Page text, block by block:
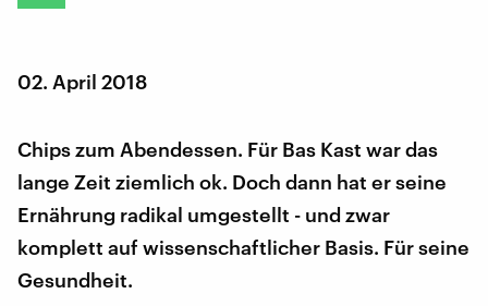
02. April 2018
Chips zum Abendessen. Für Bas Kast war das
lange Zeit ziemlich ok. Doch dann hat er seine
Ernährung radikal umgestellt - und zwar
komplett auf wissenschaftlicher Basis. Für seine
Gesundheit.